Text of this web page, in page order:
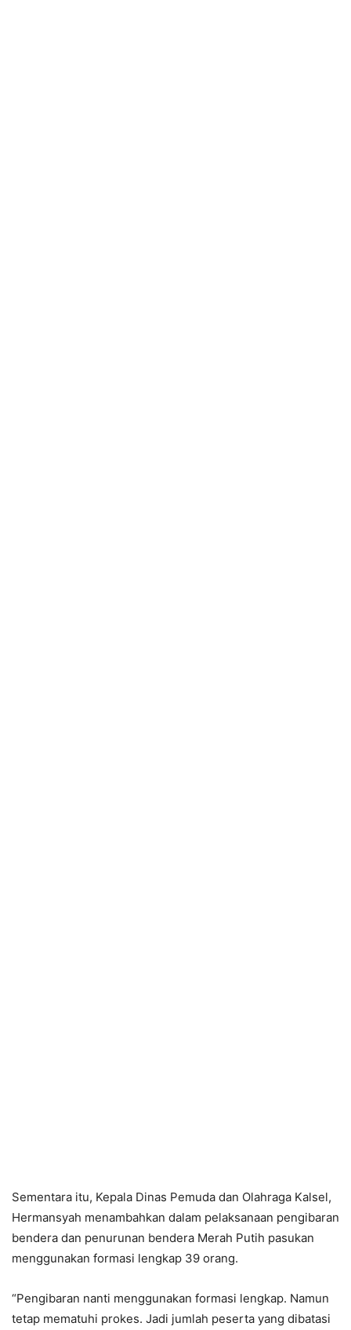
Sementara itu, Kepala Dinas Pemuda dan Olahraga Kalsel,
Hermansyah menambahkan dalam pelaksanaan pengibaran
bendera dan penurunan bendera Merah Putih pasukan
menggunakan formasi lengkap 39 orang.
“Pengibaran nanti menggunakan formasi lengkap. Namun
tetap mematuhi prokes. Jadi jumlah peserta yang dibatasi